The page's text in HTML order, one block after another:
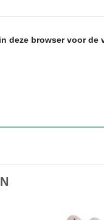
deze browser voor